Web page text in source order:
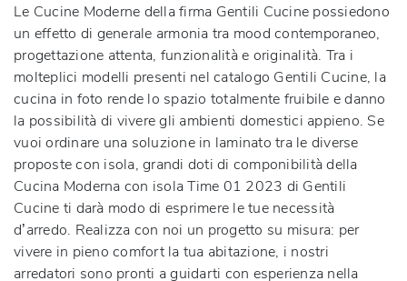
Le Cucine Moderne della firma Gentili Cucine possiedono
un effetto di generale armonia tra mood contemporaneo,
progettazione attenta, funzionalità e originalità. Tra i
molteplici modelli presenti nel catalogo Gentili Cucine, la
cucina in foto rende lo spazio totalmente fruibile e danno
la possibilità di vivere gli ambienti domestici appieno. Se
vuoi ordinare una soluzione in laminato tra le diverse
proposte con isola, grandi doti di componibilità della
Cucina Moderna con isola Time 01 2023 di Gentili
Cucine ti darà modo di esprimere le tue necessità
d’arredo. Realizza con noi un progetto su misura: per
vivere in pieno comfort la tua abitazione, i nostri
arredatori sono pronti a guidarti con esperienza nella